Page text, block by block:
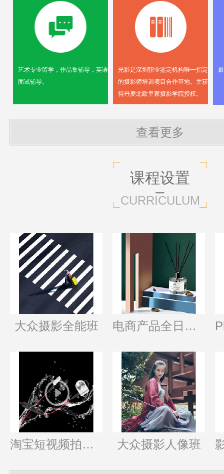
艺术专业留学，作品集辅导，英语
面试辅导。
光影是深圳职业鉴定机构唯一指定
的摄影师培训项目合作基地。并获
得丹麦北欧皇家摄影学院授权。
查看更多
课程设置
CURRICULUM
大众摄影全能班 电商产品全日制班
淘宝短视频拍摄班 大众摄影人像班